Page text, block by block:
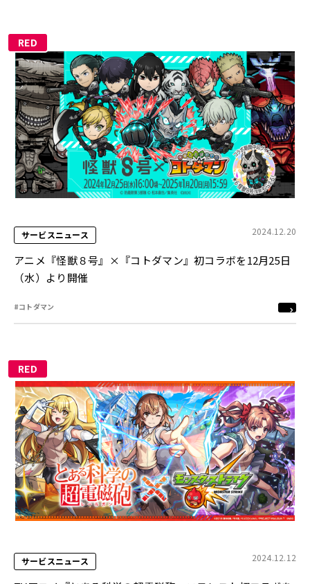
RED
サービスニュース 2024.12.20
アニメ『怪獣８号』×『コトダマン』初コラボを12月25日
（水）より開催
#コトダマン
RED
サービスニュース 2024.12.12